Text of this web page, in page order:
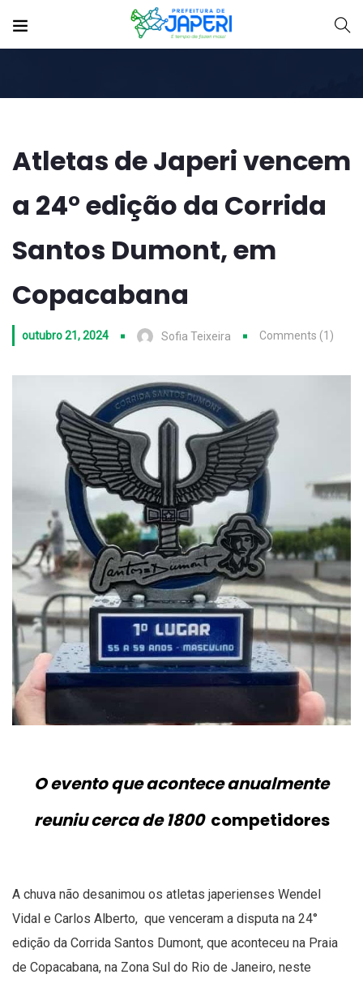
Atletas de Japeri vencem
a 24° edição da Corrida
Santos Dumont, em
Copacabana
outubro 21, 2024 Sofia Teixeira Comments (1)
O evento que acontece anualmente
reuniu cerca de 1800 competidores
A chuva não desanimou os atletas japerienses Wendel
Vidal e Carlos Alberto, que venceram a disputa na 24°
edição da Corrida Santos Dumont, que aconteceu na Praia
de Copacabana, na Zona Sul do Rio de Janeiro, neste